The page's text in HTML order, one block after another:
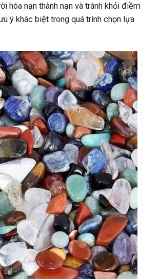
hóa nạn thành nạn và tránh khỏi điềm
ý khác biệt trong quá trình chọn lựa